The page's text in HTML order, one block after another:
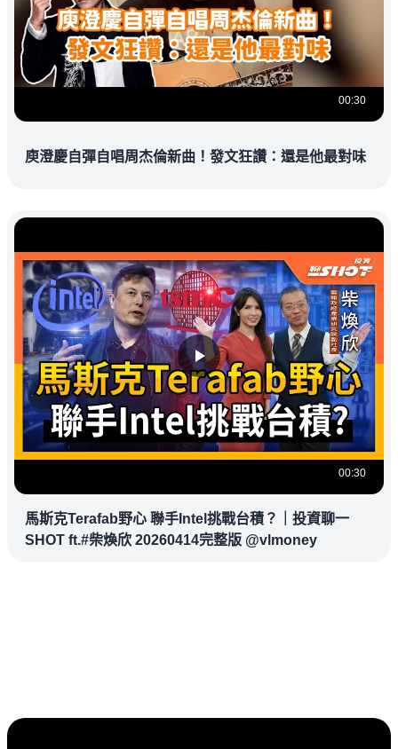
00:30
庾澄慶自彈自唱周杰倫新曲！發文狂讚：還是他最對味
00:30
馬斯克Terafab野心 聯手Intel挑戰台積？｜投資聊一
SHOT ft.#柴煥欣 20260414完整版 @vlmoney